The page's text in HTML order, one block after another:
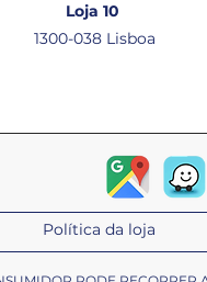
Loja 10
1300-038 Lisboa
Política da loja